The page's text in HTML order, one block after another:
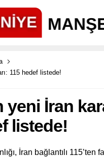
115 hedef listede!
yeni İran
listede!
İran bağlantılı 115’ten